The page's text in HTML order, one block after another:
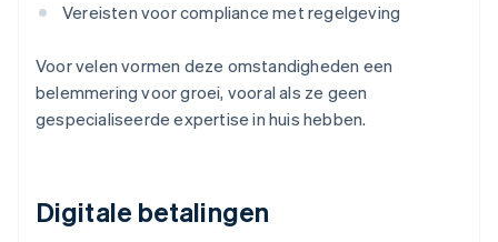
Vereisten voor compliance met regelgeving
Voor velen vormen deze omstandigheden een
belemmering voor groei, vooral als ze geen
gespecialiseerde expertise in huis hebben.
Digitale betalingen